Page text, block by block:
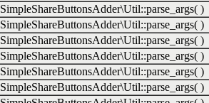
SimpleShareButtonsAdder\Util::parse_args( )
SimpleShareButtonsAdder\Util::parse_args( )
SimpleShareButtonsAdder\Util::parse_args( )
SimpleShareButtonsAdder\Util::parse_args( )
SimpleShareButtonsAdder\Util::parse_args( )
SimpleShareButtonsAdder\Util::parse_args( )